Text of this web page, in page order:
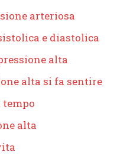
arteriosa
e diastolica
alta
alta si fa sentire
alta